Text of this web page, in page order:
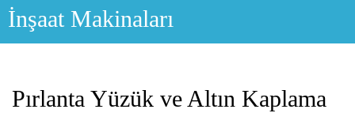
Skip
İnşaat Makinaları
Pırlanta Yüzük ve Altın Kaplama